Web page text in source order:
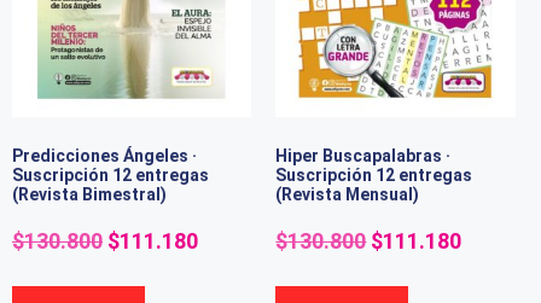
Predicciones Ángeles ·
Suscripción 12 entregas
(Revista Bimestral)
$130.800 $111.180
Hiper Buscapalabras ·
Suscripción 12 entregas
(Revista Mensual)
$130.800 $111.180